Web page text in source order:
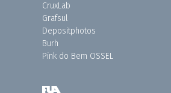
CruxLab
Grafsul
Depositphotos
Burh
Pink do Bem OSSEL